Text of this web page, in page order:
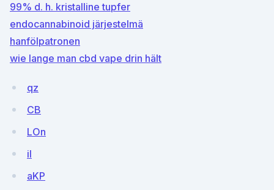
99% d. h. kristalline tupfer
endocannabinoid järjestelmä
hanfölpatronen
wie lange man cbd vape drin hält
qz
CB
LOn
il
aKP